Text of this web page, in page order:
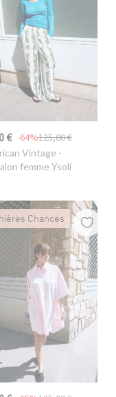
€ 125,00 €
-64%
Vintage -
femme Ysoli
Chances